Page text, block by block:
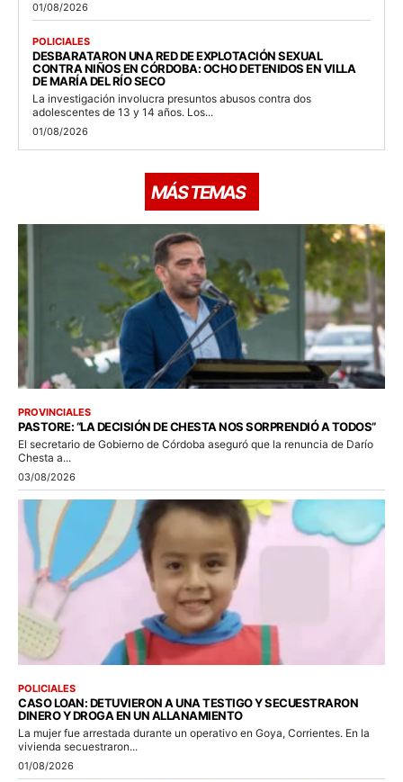
01/08/2026
POLICIALES
DESBARATARON UNA RED DE EXPLOTACIÓN SEXUAL
CONTRA NIÑOS EN CÓRDOBA: OCHO DETENIDOS EN VILLA
DE MARÍA DEL RÍO SECO
La investigación involucra presuntos abusos contra dos
adolescentes de 13 y 14 años. Los...
01/08/2026
MÁS TEMAS
PROVINCIALES
PASTORE: “LA DECISIÓN DE CHESTA NOS SORPRENDIÓ A TODOS”
El secretario de Gobierno de Córdoba aseguró que la renuncia de Darío
Chesta a...
03/08/2026
POLICIALES
CASO LOAN: DETUVIERON A UNA TESTIGO Y SECUESTRARON
DINERO Y DROGA EN UN ALLANAMIENTO
La mujer fue arrestada durante un operativo en Goya, Corrientes. En la
vivienda secuestraron...
01/08/2026